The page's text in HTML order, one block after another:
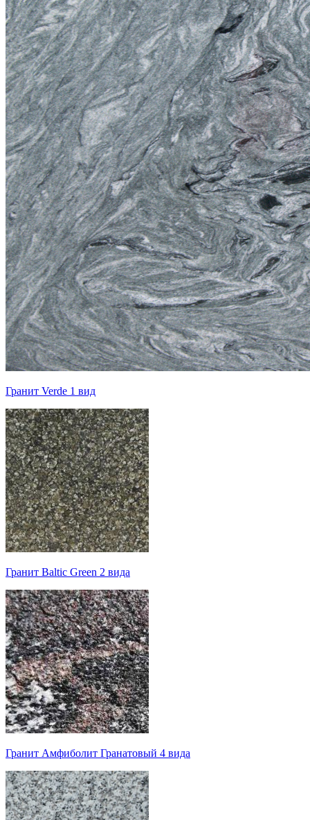
Гранит Verde 1 вид
Гранит Baltic Green 2 вида
Гранит Амфиболит Гранатовый 4 вида